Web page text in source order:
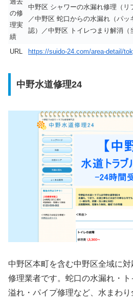
の修
理実
績
中野区 シャワーの水漏れ修理（リ
／中野区 蛇口からの水漏れ（パ
認）／中野区 トイレつまり解消（
URL https://suido-24.com/area-detail/
中野水道修理24
中野区本町を含む中野区全域に
修理業者です。蛇口の水漏れ・
溢れ・パイプ修理など、水まわ